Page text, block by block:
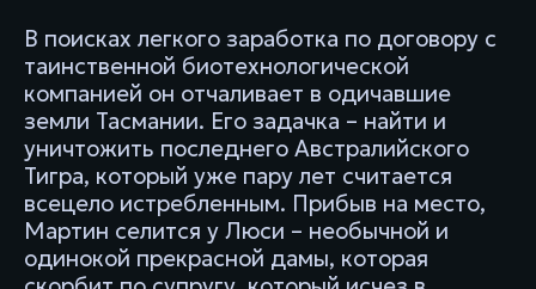
В поисках легкого заработка по договору с
таинственной биотехнологической
компанией он отчаливает в одичавшие
земли Тасмании. Его задачка – найти и
уничтожить последнего Австралийского
Тигра, который уже пару лет считается
всецело истребленным. Прибыв на место,
Мартин селится у Люси – необычной и
одинокой прекрасной дамы, которая